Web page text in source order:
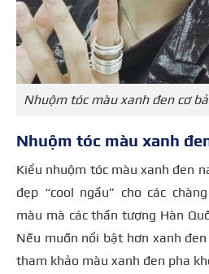
Nhuộm tóc màu xanh đen cơ
Nhuộm tóc màu xanh
Kiểu nhuộm tóc màu xanh đen
đẹp “cool ngầu” cho các
màu mà các thần tượng Hàn
Nếu muốn nổi bật hơn xanh
tham khảo màu xanh đen pha